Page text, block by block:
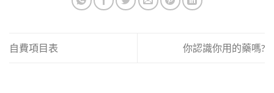
自費項目表 你認識你用的藥嗎?